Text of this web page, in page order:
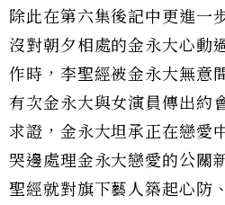
除此在第六集後記中更進一
沒對朝夕相處的金永大心動
作時，李聖經被金永大無意
有次金永大與女演員傳出約
求證，金永大坦承正在戀愛
哭邊處理金永大戀愛的公關
聖經就對旗下藝人築起心防